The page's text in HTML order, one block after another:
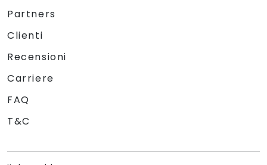
Partners
Clienti
Recensioni
Carriere
FAQ
T&C